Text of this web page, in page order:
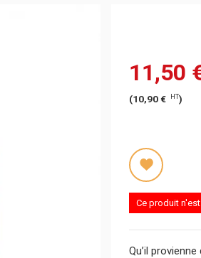
11,50
(10,90 € HT)
Ce produit
Qu’il